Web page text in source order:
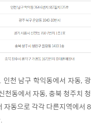
천 남구 학익동에서 자동, 광
천동에서 자동, 충북 청주치 청
자동으로 각각 다른지역에서 8